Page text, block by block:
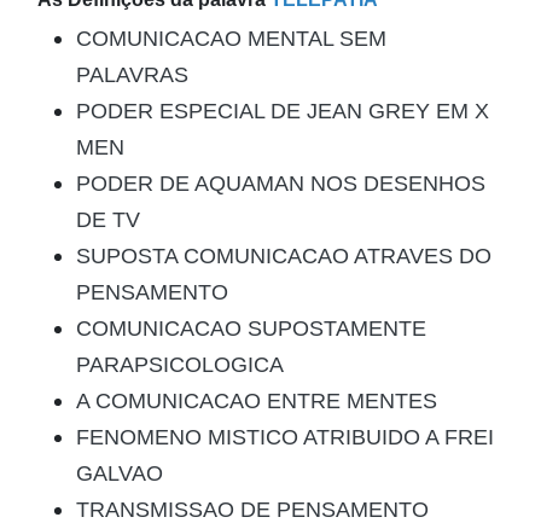
COMUNICACAO MENTAL SEM
PALAVRAS
PODER ESPECIAL DE JEAN GREY EM X
MEN
PODER DE AQUAMAN NOS DESENHOS
DE TV
SUPOSTA COMUNICACAO ATRAVES DO
PENSAMENTO
COMUNICACAO SUPOSTAMENTE
PARAPSICOLOGICA
A COMUNICACAO ENTRE MENTES
FENOMENO MISTICO ATRIBUIDO A FREI
GALVAO
TRANSMISSAO DE PENSAMENTO